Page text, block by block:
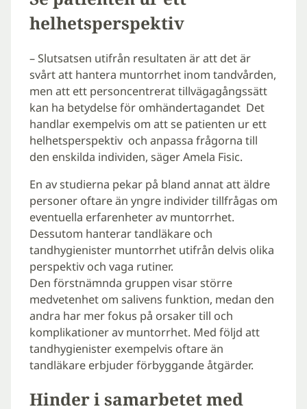
helhetsperspektiv
– Slutsatsen utifrån resultaten är att det är
svårt att hantera muntorrhet inom tandvården,
men att ett personcentrerat tillvägagångssätt
kan ha betydelse för omhändertagandet Det
handlar exempelvis om att se patienten ur ett
helhetsperspektiv och anpassa frågorna till
den enskilda individen, säger Amela Fisic.
En av studierna pekar på bland annat att äldre
personer oftare än yngre individer tillfrågas om
eventuella erfarenheter av muntorrhet.
Dessutom hanterar tandläkare och
tandhygienister muntorrhet utifrån delvis olika
perspektiv och vaga rutiner.
Den förstnämnda gruppen visar större
medvetenhet om salivens funktion, medan den
andra har mer fokus på orsaker till och
komplikationer av muntorrhet. Med följd att
tandhygienister exempelvis oftare än
tandläkare erbjuder förbyggande åtgärder.
Hinder i samarbetet med